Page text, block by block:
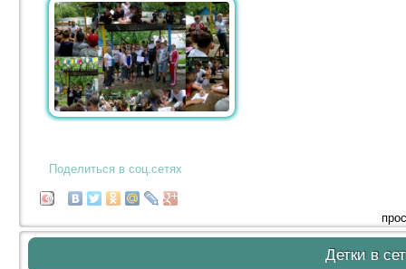
Поделиться в соц.сетях
Детки в